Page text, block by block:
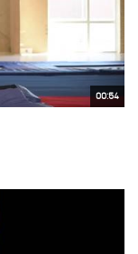
00:54